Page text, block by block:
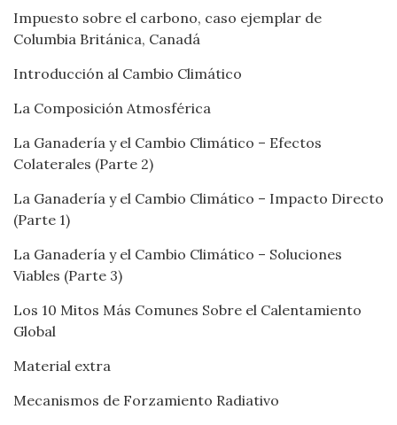
Impuesto sobre el carbono, caso ejemplar de
Columbia Británica, Canadá
Introducción al Cambio Climático
La Composición Atmosférica
La Ganadería y el Cambio Climático – Efectos
Colaterales (Parte 2)
La Ganadería y el Cambio Climático – Impacto Directo
(Parte 1)
La Ganadería y el Cambio Climático – Soluciones
Viables (Parte 3)
Los 10 Mitos Más Comunes Sobre el Calentamiento
Global
Material extra
Mecanismos de Forzamiento Radiativo